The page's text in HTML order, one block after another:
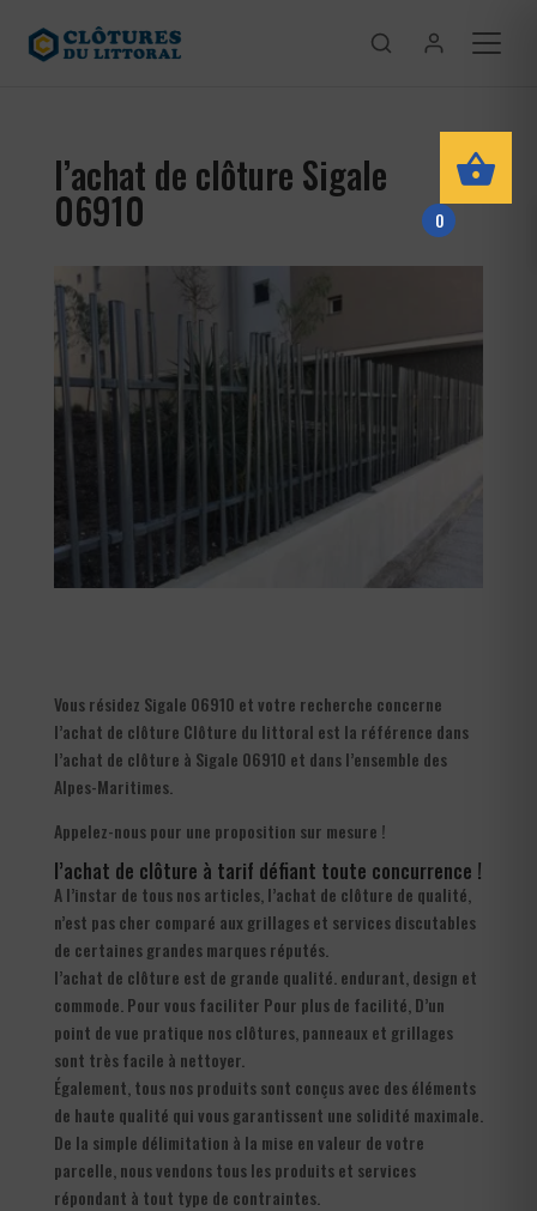
l’achat de clôture Sigale
06910
Vous résidez Sigale 06910 et votre recherche concerne
l’achat de clôture Clôture du littoral est la référence dans
l’achat de clôture à Sigale 06910 et dans l’ensemble des
Alpes-Maritimes.
Appelez-nous pour une proposition sur mesure !
l’achat de clôture à tarif défiant toute concurrence !
A l’instar de tous nos articles, l’achat de clôture de qualité,
n’est pas cher comparé aux grillages et services discutables
de certaines grandes marques réputés.
l’achat de clôture est de grande qualité. endurant, design et
commode. Pour vous faciliter Pour plus de facilité, D’un
point de vue pratique nos clôtures, panneaux et grillages
sont très facile à nettoyer.
Également, tous nos produits sont conçus avec des éléments
de haute qualité qui vous garantissent une solidité maximale.
De la simple délimitation à la mise en valeur de votre
parcelle, nous vendons tous les produits et services
répondant à tout type de contraintes.
0